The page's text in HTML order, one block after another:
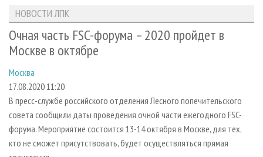
ЛЕСОЗАГОТОВКА
ЛЕСОПИЛЕНИЕ
СУШКА ДРЕВЕСИНЫ
ПРОИЗВОДСТВО ДРЕВЕСНЫХ ПЛИТ
ДЕРЕВЯННОЕ ДОМОСТРОЕНИЕ
ПРОИЗВОДСТВО МЕБЕЛИ
НОВОСТИ ЛПК
НОВОСТИ ЖУРНАЛА
ПРОЕКТЫ ЛПИ
АНАЛИТИКА
ПРЕДПРИЯТИЯ ЛПК
ПЕРСОНЫ
МОБИЛЬНЫЕ ВЫСТАВКИ
ОФИЦИАЛЬНЫЕ ДЕЛЕГАЦИИ
ПРИОРИТЕТНЫЕ ИНВЕСТПРОЕКТЫ
АРХИВ ЖУРНАЛОВ
О ЖУРНАЛЕ
КОНТАКТЫ
РЕКЛАМОДАТЕЛЯМ
РЕКЛАМА
РЕКЛАМА НА САЙТЕ
НОВОСТИ ЛПК
Очная часть FSC-форума – 2020 пройдет в
Москве в октябре
Москва
17.08.2020 11:20
В пресс-службе российского отделения Лесного попечительского
совета сообщили даты проведения очной части ежегодного FSC-
форума. Мероприятие состоится 13-14 октября в Москве, для тех,
кто не сможет присутствовать, будет осуществляться прямая